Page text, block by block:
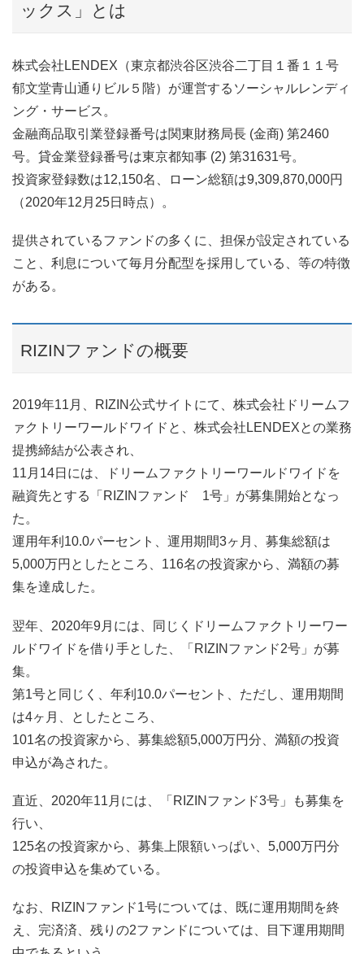
ックス」とは
株式会社LENDEX（東京都渋谷区渋谷二丁目１番１１号
郁文堂青山通りビル５階）が運営するソーシャルレンディ
ング・サービス。
金融商品取引業登録番号は関東財務局長 (金商) 第2460
号。貸金業登録番号は東京都知事 (2) 第31631号。
投資家登録数は12,150名、ローン総額は9,309,870,000円
（2020年12月25日時点）。
提供されているファンドの多くに、担保が設定されている
こと、利息について毎月分配型を採用している、等の特徴
がある。
RIZINファンドの概要
2019年11月、RIZIN公式サイトにて、株式会社ドリームフ
ァクトリーワールドワイドと、株式会社LENDEXとの業務
提携締結が公表され、
11月14日には、ドリームファクトリーワールドワイドを
融資先とする「RIZINファンド 1号」が募集開始となっ
た。
運用年利10.0パーセント、運用期間3ヶ月、募集総額は
5,000万円としたところ、116名の投資家から、満額の募
集を達成した。
翌年、2020年9月には、同じくドリームファクトリーワー
ルドワイドを借り手とした、「RIZINファンド2号」が募
集。
第1号と同じく、年利10.0パーセント、ただし、運用期間
は4ヶ月、としたところ、
101名の投資家から、募集総額5,000万円分、満額の投資
申込が為された。
直近、2020年11月には、「RIZINファンド3号」も募集を
行い、
125名の投資家から、募集上限額いっぱい、5,000万円分
の投資申込を集めている。
なお、RIZINファンド1号については、既に運用期間を終
え、完済済、残りの2ファンドについては、目下運用期間